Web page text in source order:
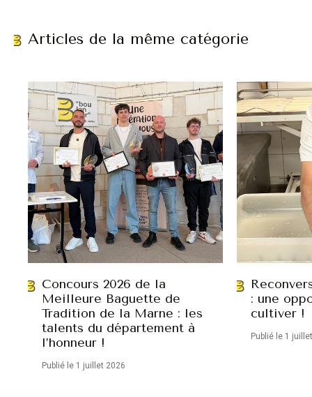
Articles de la même catégorie
Concours 2026 de la
Meilleure Baguette de
Tradition de la Marne : les
talents du département à
l’honneur !
Publié le 1 juillet 2026
: une
cultiver !
Publié le 1